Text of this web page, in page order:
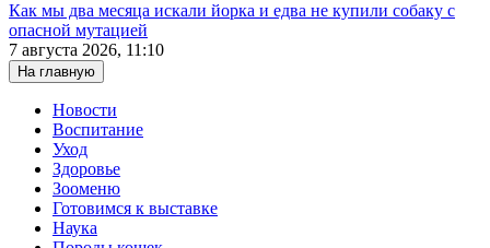
Как мы два месяца искали йорка и едва не купили собаку с
опасной мутацией
7 августа 2026, 11:10
На главную
Новости
Воспитание
Уход
Здоровье
Зооменю
Готовимся к выставке
Наука